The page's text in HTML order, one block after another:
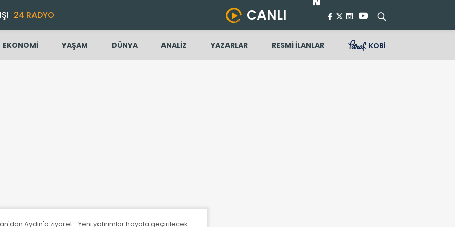
24 RADYO CANLI
EKONOMİ YAŞAM DÜNYA ANALİZ YAZARLAR RESMİ İLANLAR KOBİ
Aydın'a ziyaret... Yeni yatırımlar hayata geçirilecek